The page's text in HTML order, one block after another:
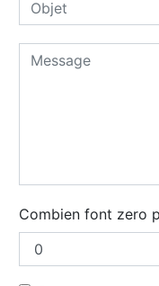
Combien font zero